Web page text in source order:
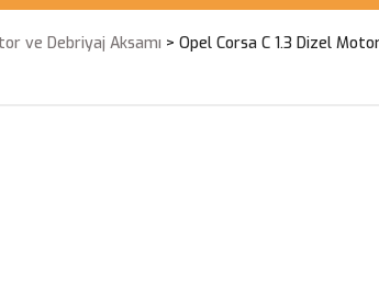
ve Debriyaj Aksamı Opel Corsa C 1.3 Dizel